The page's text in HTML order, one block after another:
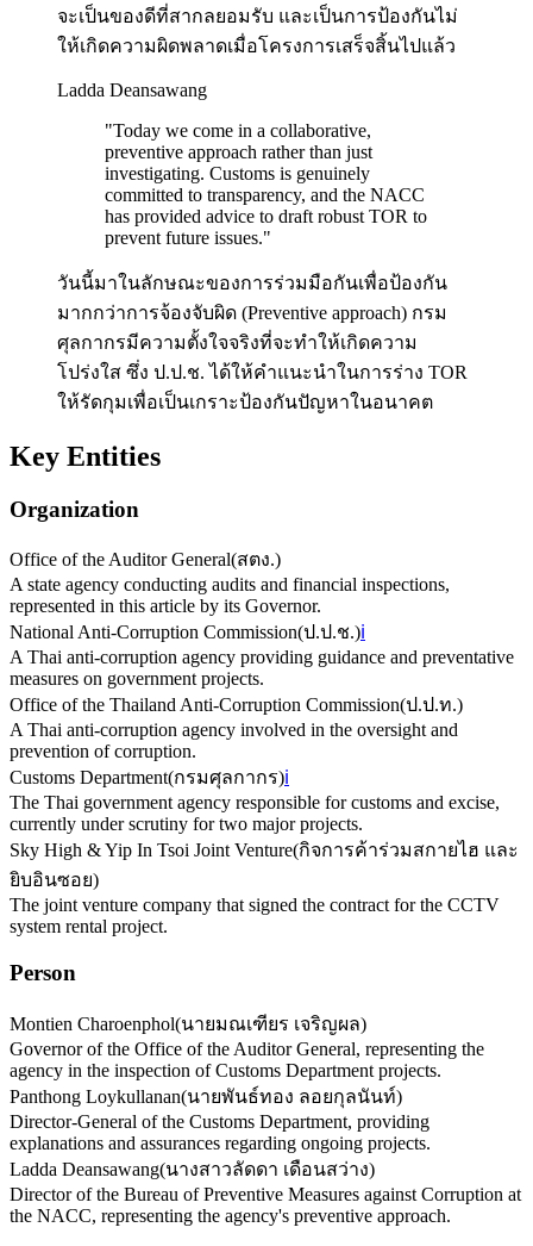
จะเป็นของดีที่สากลยอมรับ และเป็นการป้องกันไม่
ให้เกิดความผิดพลาดเมื่อโครงการเสร็จสิ้นไปแล้ว
Ladda Deansawang
"Today we come in a collaborative,
preventive approach rather than just
investigating. Customs is genuinely
committed to transparency, and the NACC
has provided advice to draft robust TOR to
prevent future issues."
วันนี้มาในลักษณะของการร่วมมือกันเพื่อป้องกัน
มากกว่าการจ้องจับผิด (Preventive approach) กรม
ศุลกากรมีความตั้งใจจริงที่จะทำให้เกิดความ
โปร่งใส ซึ่ง ป.ป.ช. ได้ให้คำแนะนำในการร่าง TOR
ให้รัดกุมเพื่อเป็นเกราะป้องกันปัญหาในอนาคต
Key Entities
Organization
Office of the Auditor General(สตง.)
A state agency conducting audits and financial inspections,
represented in this article by its Governor.
National Anti-Corruption Commission(ป.ป.ช.)ℹ️
A Thai anti-corruption agency providing guidance and preventative
measures on government projects.
Office of the Thailand Anti-Corruption Commission(ป.ป.ท.)
A Thai anti-corruption agency involved in the oversight and
prevention of corruption.
Customs Department(กรมศุลกากร)ℹ️
The Thai government agency responsible for customs and excise,
currently under scrutiny for two major projects.
Sky High & Yip In Tsoi Joint Venture(กิจการค้าร่วมสกายไฮ และ
ยิบอินซอย)
The joint venture company that signed the contract for the CCTV
system rental project.
Person
Montien Charoenphol(นายมณเฑียร เจริญผล)
Governor of the Office of the Auditor General, representing the
agency in the inspection of Customs Department projects.
Panthong Loykullanan(นายพันธ์ทอง ลอยกุลนันท์)
Director-General of the Customs Department, providing
explanations and assurances regarding ongoing projects.
Ladda Deansawang(นางสาวลัดดา เดือนสว่าง)
Director of the Bureau of Preventive Measures against Corruption at
the NACC, representing the agency's preventive approach.